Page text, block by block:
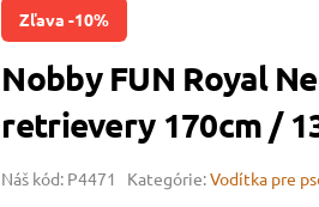
Zľava -10%
Nobby FUN Royal
retrievery 170cm /
Náš kód: P4471 Kategórie:Vodítka pre